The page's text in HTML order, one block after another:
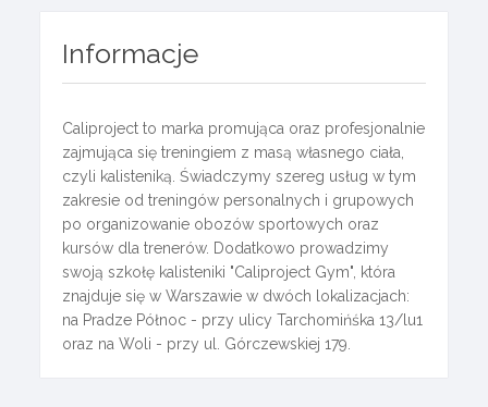
Informacje
Caliproject to marka promująca oraz profesjonalnie
zajmująca się treningiem z masą własnego ciała,
czyli kalisteniką. Świadczymy szereg usług w tym
zakresie od treningów personalnych i grupowych
po organizowanie obozów sportowych oraz
kursów dla trenerów. Dodatkowo prowadzimy
swoją szkołę kalisteniki "Caliproject Gym", która
znajduje się w Warszawie w dwóch lokalizacjach:
na Pradze Północ - przy ulicy Tarchomińśka 13/lu1
oraz na Woli - przy ul. Górczewskiej 179.